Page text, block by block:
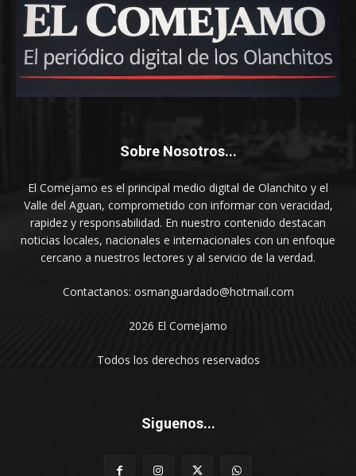
Sobre Nosotros...
El Comejamo es el principal medio digital de Olanchito y el
Valle del Aguan, comprometido con informar con veracidad,
rapidez y responsabilidad. En nuestro contenido destacan
noticias locales, nacionales e internacionales con un enfoque
cercano a nuestros lectores y al servicio de la verdad.
Contactanos: osmanguardado@hotmail.com
2026 El Comejamo
Todos los derechos reservados
Siguenos...